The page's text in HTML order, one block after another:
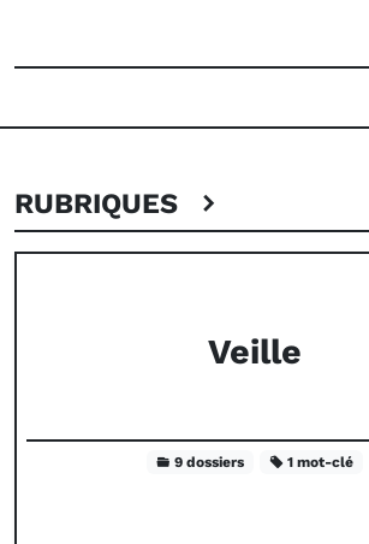
RUBRIQUES
Veille
9 dossiers 1 mot-clé